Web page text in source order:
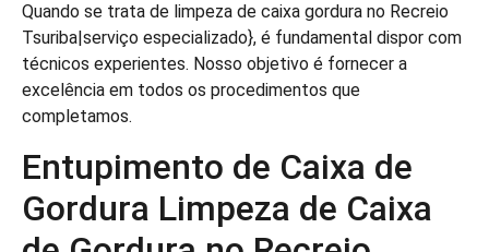
Quando se trata de limpeza de caixa gordura no Recreio
Tsuriba|serviço especializado}, é fundamental dispor com
técnicos experientes. Nosso objetivo é fornecer a
excelência em todos os procedimentos que
completamos.
Entupimento de Caixa de
Gordura Limpeza de Caixa